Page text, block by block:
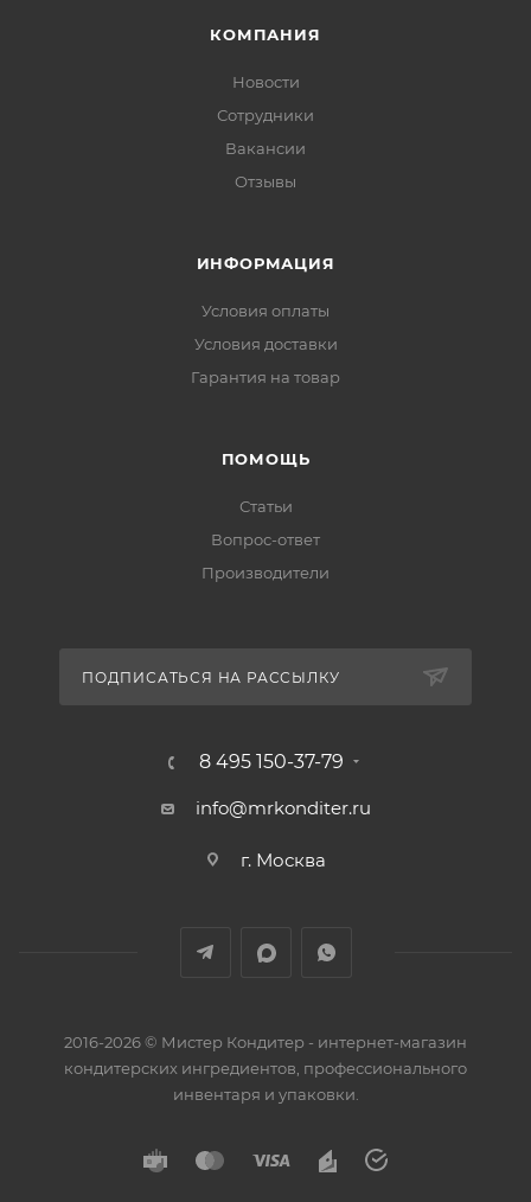
КОМПАНИЯ
Новости
Сотрудники
Вакансии
Отзывы
ИНФОРМАЦИЯ
Условия оплаты
Условия доставки
Гарантия на товар
ПОМОЩЬ
Статьи
Вопрос-ответ
Производители
ПОДПИСАТЬСЯ НА РАССЫЛКУ
8 495 150-37-79
info@mrkonditer.ru
г. Москва
2016-2026 © Мистер Кондитер - интернет-магазин
кондитерских ингредиентов, профессионального
инвентаря и упаковки.